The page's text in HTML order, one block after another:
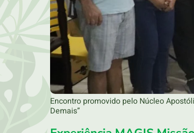
Encontro promovido pelo Núcleo
Demais”